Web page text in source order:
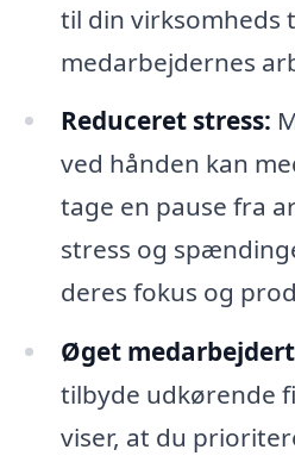
til din virksomheds
medarbejdernes
Reduceret stress:
ved hånden kan
tage en pause fra
stress og
deres fokus og
Øget
tilbyde udkørende
viser, at du